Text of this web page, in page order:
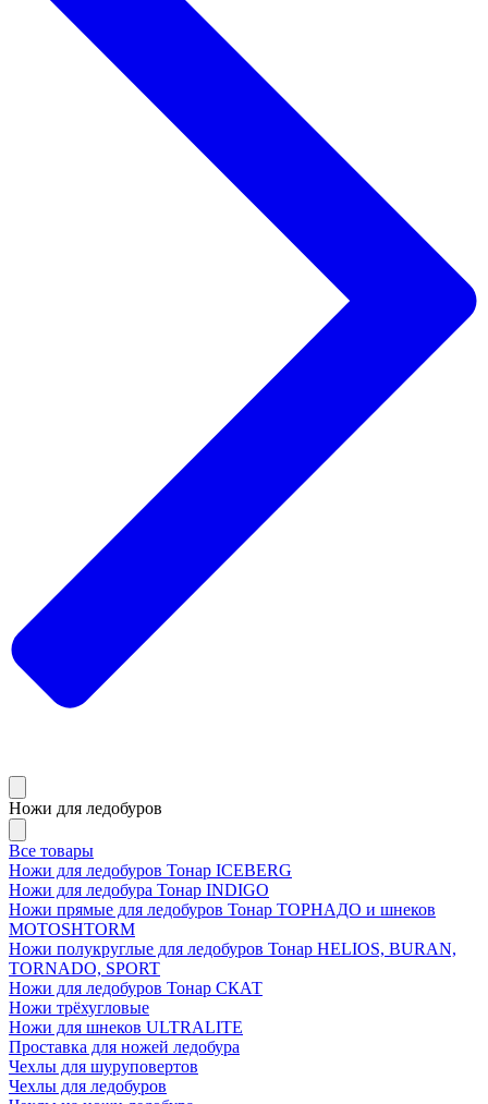
Ножи для ледобуров
Все товары
Ножи для ледобуров Тонар ICEBERG
Ножи для ледобура Тонар INDIGO
Ножи прямые для ледобуров Тонар ТОРНАДО и шнеков
MOTOSHTORM
Ножи полукруглые для ледобуров Тонар HELIOS, BURAN,
TORNADO, SPORT
Ножи для ледобуров Тонар СКАТ
Ножи трёхугловые
Ножи для шнеков ULTRALITE
Проставка для ножей ледобура
Чехлы для шуруповертов
Чехлы для ледобуров